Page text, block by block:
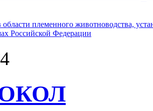
племенного животноводства,
Российской Федерации